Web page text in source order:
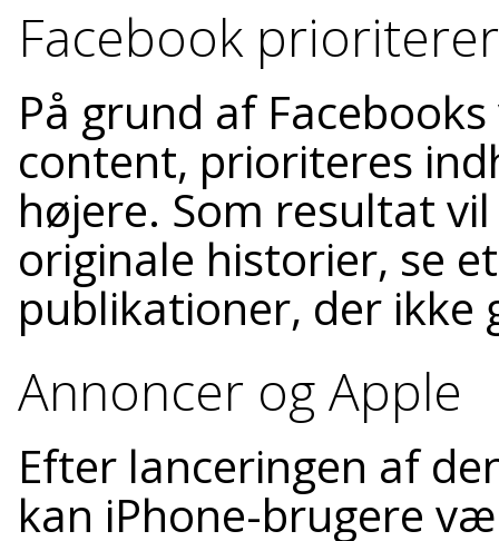
Facebook
På grund af
content, prioriteres
højere. Som resultat
originale historier, se
publikationer, der
Annoncer og Apple
Efter lanceringen af
kan iPhone-brugere